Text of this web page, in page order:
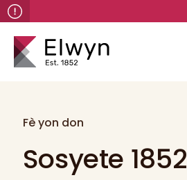
Fè yon don
Sosyete 1852